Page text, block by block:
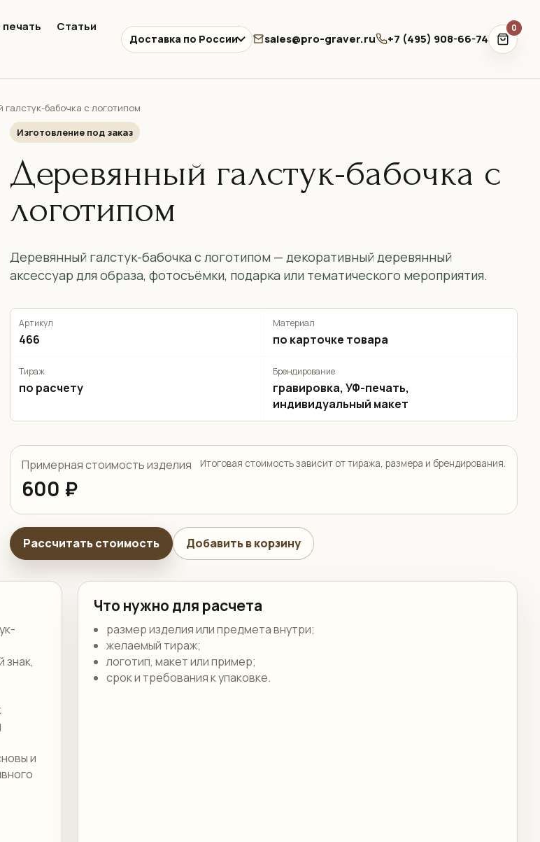
Статьи
Доставка по России sales@pro-graver.ru +7 (495) 908-66-74
0
галстук-бабочка с логотипом
Изготовление под заказ
Деревянный галстук-бабочка с
логотипом
Деревянный галстук-бабочка с логотипом — декоративный деревянный
аксессуар для образа, фотосъёмки, подарка или тематического мероприятия.
Артикул
466
Материал
по карточке товара
Тираж
по расчету
Брендирование
гравировка, УФ-печать,
индивидуальный макет
Примерная стоимость изделия
600 ₽
Итоговая стоимость зависит от тиража, размера и брендирования.
Рассчитать стоимость Добавить в корзину
знак,
и
Что нужно для расчета
размер изделия или предмета внутри;
желаемый тираж;
логотип, макет или пример;
срок и требования к упаковке.